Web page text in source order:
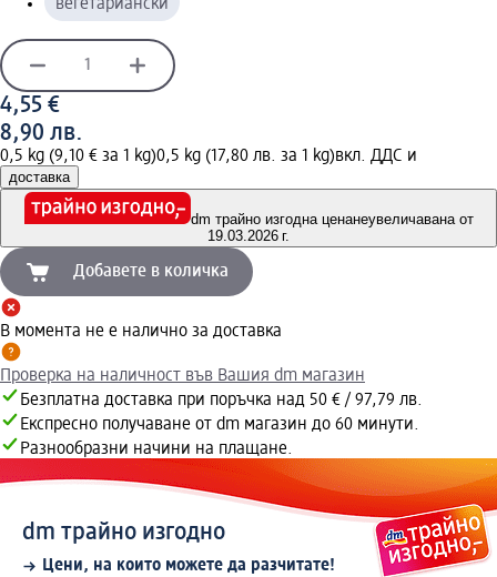
вегетариански
4,55 €
8,90 лв.
0,5 kg (9,10 € за 1 kg)0,5 kg (17,80 лв. за 1 kg)вкл. ДДС и
доставка
dm трайно изгодна ценанеувеличавана от
19.03.2026 г.
Добавете в количка
В момента не е налично за доставка
Проверка на наличност във Вашия dm магазин
Безплатна доставка при поръчка над 50 € / 97,79 лв.
Експресно получаване от dm магазин до 60 минути.
Разнообразни начини на плащане.
dm трайно изгодно
Цени, на които можете да разчитате!